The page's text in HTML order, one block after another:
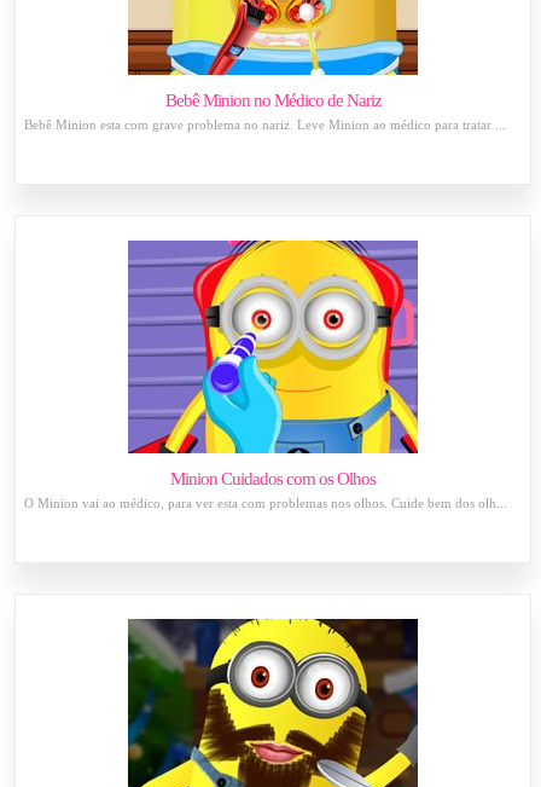
Bebê Minion no Médico de Nariz
Bebê Minion esta com grave problema no nariz. Leve Minion ao médico para tratar ...
Minion Cuidados com os Olhos
O Minion vai ao médico, para ver esta com problemas nos olhos. Cuide bem dos olh...